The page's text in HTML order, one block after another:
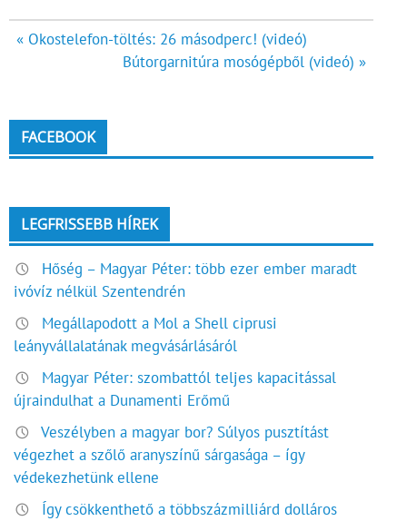
Bejegyzés
« Okostelefon-töltés: 26 másodperc! (videó)
Bútorgarnitúra mosógépből (videó) »
FACEBOOK
LEGFRISSEBB HÍREK
Hőség – Magyar Péter: több ezer ember maradt
ivóvíz nélkül Szentendrén
Megállapodott a Mol a Shell ciprusi
leányvállalatának megvásárlásáról
Magyar Péter: szombattól teljes kapacitással
újraindulhat a Dunamenti Erőmű
Veszélyben a magyar bor? Súlyos pusztítást
végezhet a szőlő aranyszínű sárgasága – így
védekezhetünk ellene
Így csökkenthető a többszázmilliárd dolláros